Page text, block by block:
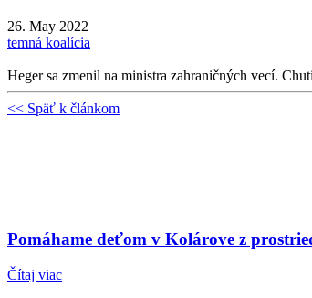
26. May 2022
temná koalícia
Heger sa zmenil na ministra zahraničných vecí.
<< Späť k článkom
Pomáhame deťom v Kolárove z
Čítaj viac